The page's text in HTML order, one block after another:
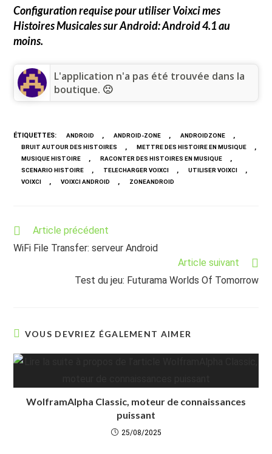
Configuration requise pour utiliserVoixci mes
Histoires Musicalessur Android: Android 4.1 au
moins.
L'application n'a pas été trouvée dans la
boutique. 🙁
ÉTIQUETTES: ANDROID , ANDROID-ZONE , ANDROIDZONE ,
BRUIT AUTOUR DES HISTOIRES , METTRE DES HISTOIRE EN MUSIQUE ,
MUSIQUE HISTOIRE , RACONTER DES HISTOIRES EN MUSIQUE ,
SCENARIO HISTOIRE , TELECHARGER VOIXCI , UTILISER VOIXCI ,
VOIXCI , VOIXCI ANDROID , ZONEANDROID
Read
articles
Article précédent
WiFi File Transfer: serveur Android
Article suivant
Test du jeu: Futurama Worlds Of Tomorrow
VOUS DEVRIEZ ÉGALEMENT AIMER
WolframAlpha Classic, moteur de connaissances
puissant
25/08/2025